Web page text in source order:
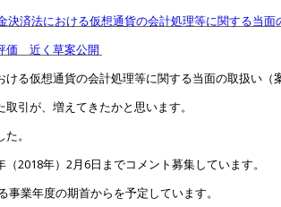
決済法における仮想通貨の会計処理等に関する当
価 近く草案公開
る仮想通貨の会計処理等に関する当面の取扱い（
引が、増えてきたかと思います。
。
2018年）2月6日までコメント募集しています。
業年度の期首からを予定しています。